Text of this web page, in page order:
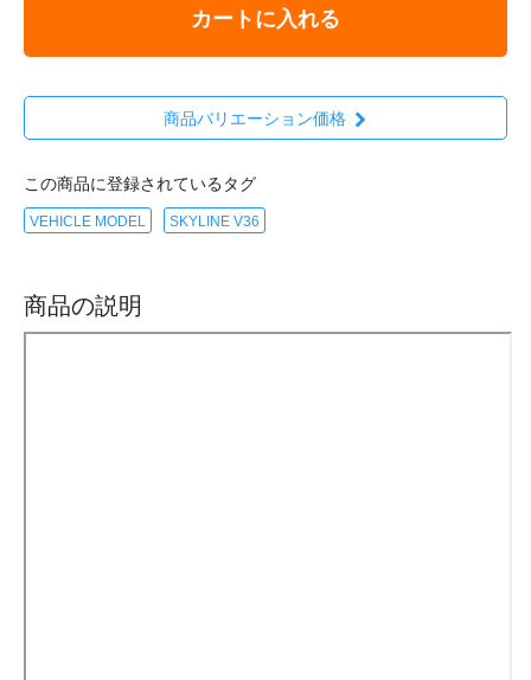
カートに入れる
商品バリエーション価格
この商品に登録されているタグ
VEHICLE MODEL SKYLINE V36
商品の説明